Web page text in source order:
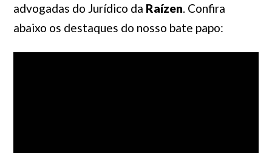
advogadas do Jurídico da Raízen. Confira
abaixo os destaques do nosso bate papo: